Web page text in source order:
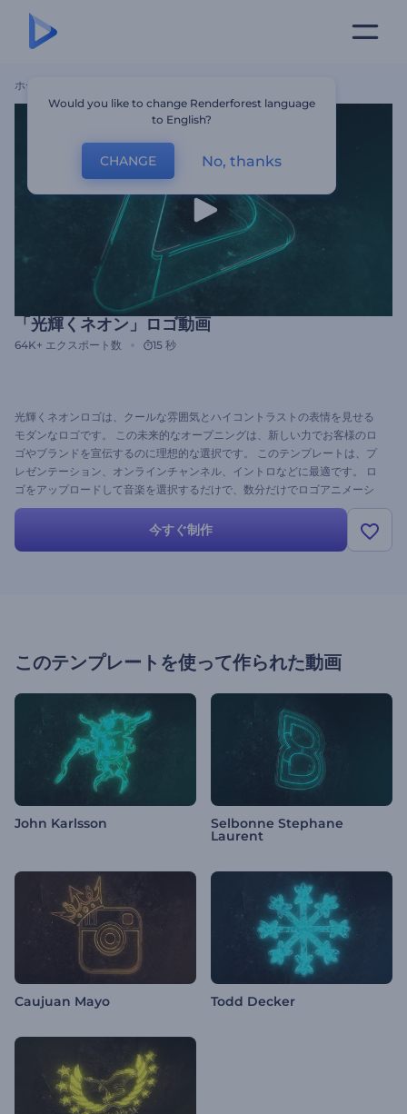
ホーム
「光輝くネオン」ロゴ動画
64K+ エクスポート数 15 秒
光輝くネオンロゴは、クールな雰囲気とハイコントラストの表情を見せる
モダンなロゴです。 この未来的なオープニングは、新しい力でお客様のロ
ゴやブランドを宣伝するのに理想的な選択です。 このテンプレートは、プ
レゼンテーション、オンラインチャンネル、イントロなどに最適です。 ロ
ゴをアップロードして音楽を選択するだけで、数分だけでロゴアニメーシ
ョンを作成ことができます。 今すぐ無料で試してみてください。
今すぐ制作
このテンプレートを使って作られた動画
John Karlsson Selbonne Stephane
Laurent
Caujuan Mayo Todd Decker
Would you like to change Renderforest language
to English?
CHANGE No, thanks